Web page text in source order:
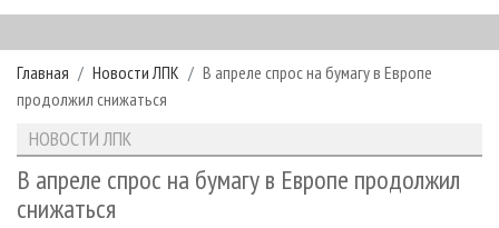
ГЛАВНАЯ
РУБРИКИ И ТЕМЫ
РУБРИКИ ЖУРНАЛА
ЛЕСОЗАГОТОВКА
ЛЕСОПИЛЕНИЕ
НОВОСТИ
НОВОСТИ ЛПК
НОВОСТИ ЖУРНАЛА
ПРОЕКТЫ ЛПИ
АНАЛИТИКА
ПРЕДПРИЯТИЯ ЛПК
АРХИВ ЖУРНАЛОВ
О ЖУРНАЛЕ
Главная Новости ЛПК
В апреле спрос на бумагу в Европе
продолжил снижаться
НОВОСТИ ЛПК
В апреле спрос на бумагу в Европе продолжил
снижаться